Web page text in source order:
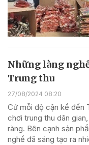
Những làng
Trung thu
27/08/2024 08:20
Cứ mỗi độ cận kề đến
chơi trung thu dân
ràng. Bên cạnh sản
nghề đã sáng tạo ra